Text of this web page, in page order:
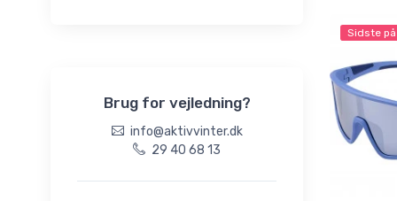
Solbriller til børn
Solbriller til ski og sport
59/60
57/58
Brug for vejledning?
info@aktivvinter.dk
29 40 68 13
Sidste